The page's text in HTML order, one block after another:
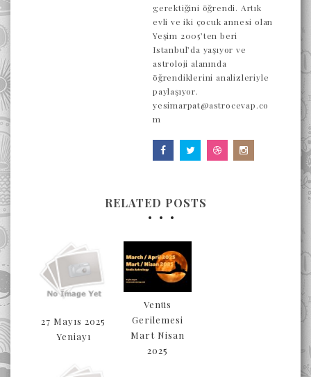
gerektiğini öğrendi. Artık
evli ve iki çocuk annesi olan
Yeşim 2005’ten beri
Istanbul’da yaşıyor ve
astroloji alanında
öğrendiklerini analizleriyle
paylaşıyor.
yesimarpat@astrocevap.co
m
RELATED POSTS
27 Mayıs 2025
Yeniayı
Venüs
Gerilemesi
Mart Nisan
2025